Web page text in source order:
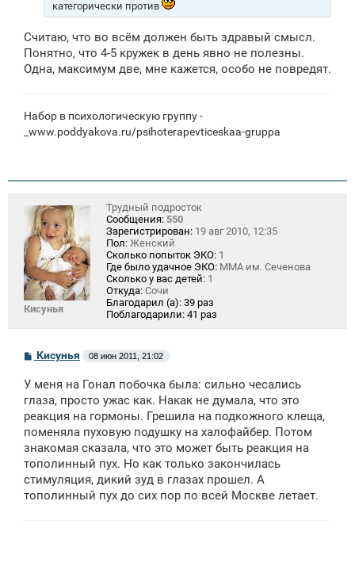
категорически против
Считаю, что во всём должен быть здравый смысл.
Понятно, что 4-5 кружек в день явно не полезны.
Одна, максимум две, мне кажется, особо не повредят.
Набор в психологическую группу -
_www.poddyakova.ru/psihoterapevticeskaa-gruppa
Кисунья
Трудный подросток
Сообщения: 550
Зарегистрирован: 19 авг 2010, 12:35
Пол: Женский
Сколько попыток ЭКО: 1
Где было удачное ЭКО: ММА им. Сеченова
Сколько у вас детей: 1
Откуда: Сочи
Благодарил (а): 39 раз
Поблагодарили: 41 раз
С
о
б
щ
н
и
Кисунья 08 июн 2011, 21:02
У меня на Гонал побочка была: сильно чесались
глаза, просто ужас как. Накак не думала, что это
реакция на гормоны. Грешила на подкожного клеща,
поменяла пуховую подушку на халофайбер. Потом
знакомая сказала, что это может быть реакция на
тополинный пух. Но как только закончилась
стимуляция, дикий зуд в глазах прошел. А
тополинный пух до сих пор по всей Москве летает.